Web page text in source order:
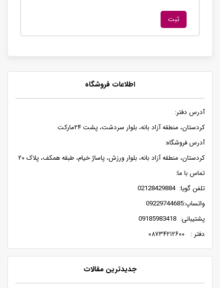
اطلاعات فروشگاه
آدرس دفتر:
کردستان، منطقه آزاد بانه، بلوار سردشت، پشت ۲۴مارکت
آدرس فروشگاه:
کردستان، منطقه آزاد بانه، بلوار ورزش، پاساژ خیام، طبقه همکف، پلاک ۲۰
تماس با ما:
تلفن گویا: 02128429884
واتساپ:09229744685
پشتیبانی: 09185983418
دفتر : ۰۸۷۳۴۲۱۲۶۰۰
جدیدترین مقالات